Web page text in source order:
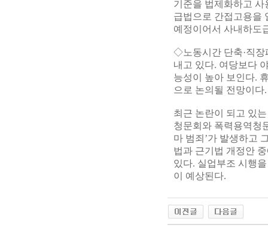
기준을 법제화하고
급법으로 간접고용을
예정이어서 사내하도
◇노동시간 단축·직장
내고 있다. 여당보다
능성이 높아 보인다.
으로 논의될 전망이다.
최근 논란이 되고 있
청문회와 폭력용역청
마 범죄’가 발생하고
법과 근기법 개정안
있다. 실업부조 시행
이 예상된다.